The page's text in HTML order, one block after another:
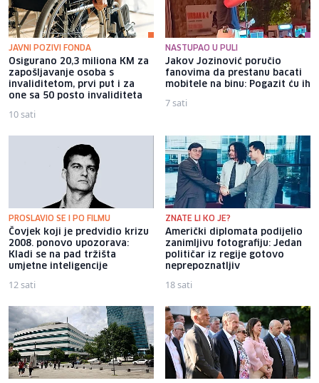
JAVNI POZIVI FONDA
Osigurano 20,3 miliona KM za
zapošljavanje osoba s
invaliditetom, prvi put i za
one sa 50 posto invaliditeta
10 sati
NASTUPAO U PULI
Jakov Jozinović poručio
fanovima da prestanu bacati
mobitele na binu: Pogazit ću ih
7 sati
PROSLAVIO SE I PO FILMU
Čovjek koji je predvidio krizu
2008. ponovo upozorava:
Kladi se na pad tržišta
umjetne inteligencije
12 sati
ZNATE LI KO JE?
Američki diplomata podijelio
zanimljivu fotografiju: Jedan
političar iz regije gotovo
neprepoznatljiv
18 sati